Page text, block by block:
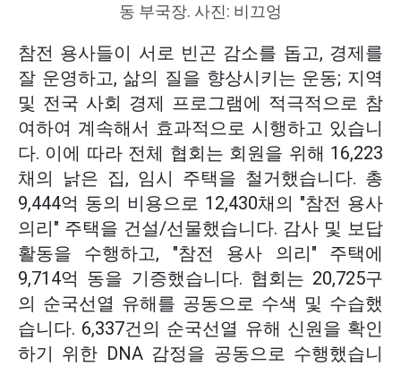
동 부국장. 사진: 비끄엉
참전 용사들이 서로 빈곤 감소를 돕고, 경제를
잘 운영하고, 삶의 질을 향상시키는 운동; 지역
및 전국 사회 경제 프로그램에 적극적으로 참
여하여 계속해서 효과적으로 시행하고 있습니
다. 이에 따라 전체 협회는 회원을 위해 16,223
채의 낡은 집, 임시 주택을 철거했습니다. 총
9,444억 동의 비용으로 12,430채의 "참전 용사
의리" 주택을 건설/선물했습니다. 감사 및 보답
활동을 수행하고, "참전 용사 의리" 주택에
9,714억 동을 기증했습니다. 협회는 20,725구
의 순국선열 유해를 공동으로 수색 및 수습했
습니다. 6,337건의 순국선열 유해 신원을 확인
하기 위한 DNA 감정을 공동으로 수행했습니